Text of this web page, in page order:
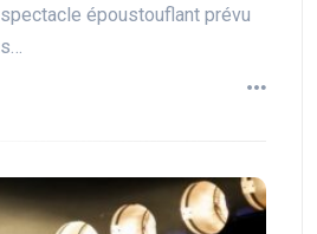
époustouflant prévu